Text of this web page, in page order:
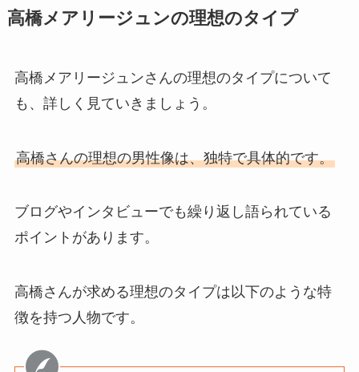
高橋メアリージュンの理想のタイプ
高橋メアリージュンさんの理想のタイプについて
も、詳しく見ていきましょう。
高橋さんの理想の男性像は、独特で具体的です。
ブログやインタビューでも繰り返し語られている
ポイントがあります。
高橋さんが求める理想のタイプは以下のような特
徴を持つ人物です。